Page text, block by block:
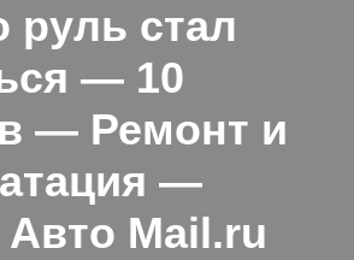
руль стал
— 10
— Ремонт и
—
Mail.ru